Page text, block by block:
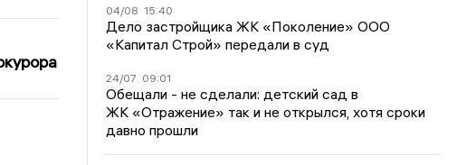
04/08 15:40
Дело застройщика ЖК «Поколение» ООО
«Капитал Строй» передали в суд
24/07 09:01
Обещали - не сделали: детский сад в
ЖК «Отражение» так и не открылся, хотя сроки
давно прошли